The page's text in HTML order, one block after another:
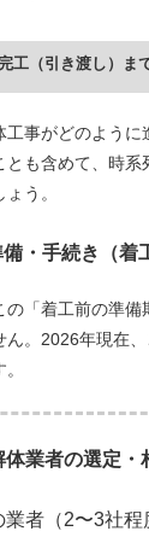
工（引き渡し）ま
工事がどのように
とも含めて、時
う。
・手続き（着
「着工前の準備
ん。2026年現在
体業者の選定・
業者（2〜3社